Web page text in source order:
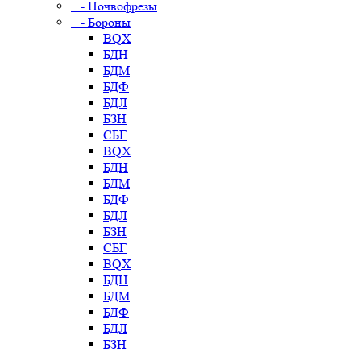
- Почвофрезы
- Бороны
BQX
БДН
БДМ
БДФ
БДЛ
БЗН
СБГ
BQX
БДН
БДМ
БДФ
БДЛ
БЗН
СБГ
BQX
БДН
БДМ
БДФ
БДЛ
БЗН